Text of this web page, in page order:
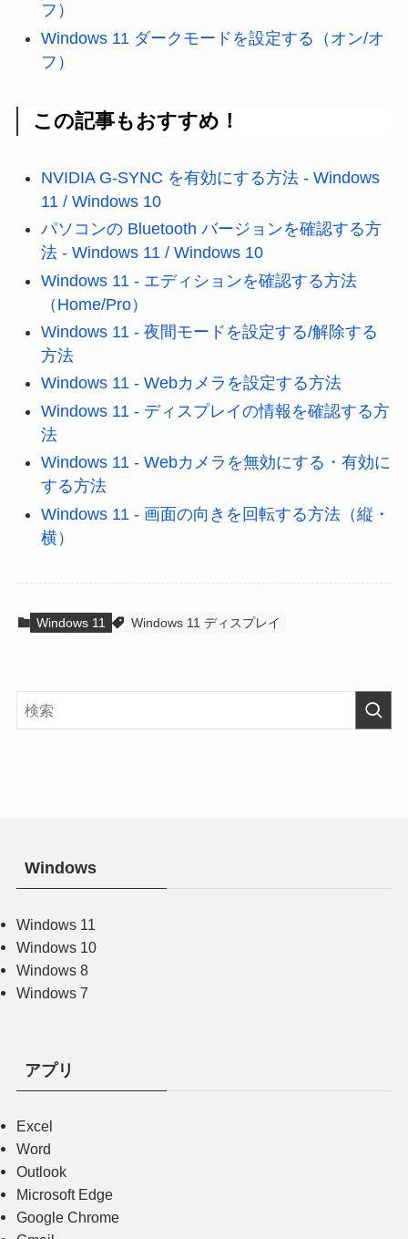
フ）
Windows 11 ダークモードを設定する（オン/オ
フ）
この記事もおすすめ！
NVIDIA G-SYNC を有効にする方法 - Windows
11 / Windows 10
パソコンの Bluetooth バージョンを確認する方
法 - Windows 11 / Windows 10
Windows 11 - エディションを確認する方法
（Home/Pro）
Windows 11 - 夜間モードを設定する/解除する
方法
Windows 11 - Webカメラを設定する方法
Windows 11 - ディスプレイの情報を確認する方
法
Windows 11 - Webカメラを無効にする・有効に
する方法
Windows 11 - 画面の向きを回転する方法（縦・
横）
Windows 11 Windows 11 ディスプレイ
Windows
Windows 11
Windows 10
Windows 8
Windows 7
アプリ
Excel
Word
Outlook
Microsoft Edge
Google Chrome